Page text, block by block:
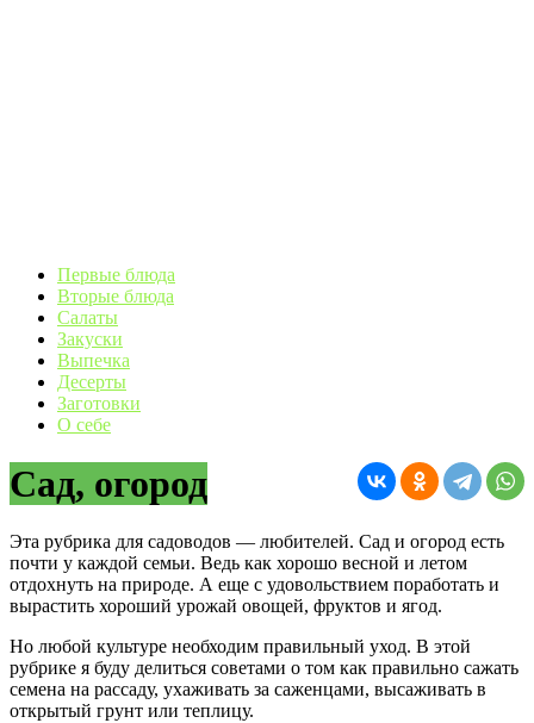
Первые блюда
Вторые блюда
Салаты
Закуски
Выпечка
Десерты
Заготовки
О себе
Сад, огород
Эта рубрика для садоводов — любителей. Сад и огород есть
почти у каждой семьи. Ведь как хорошо весной и летом
отдохнуть на природе. А еще с удовольствием поработать и
вырастить хороший урожай овощей, фруктов и ягод.
Но любой культуре необходим правильный уход. В этой
рубрике я буду делиться советами о том как правильно сажать
семена на рассаду, ухаживать за саженцами, высаживать в
открытый грунт или теплицу.